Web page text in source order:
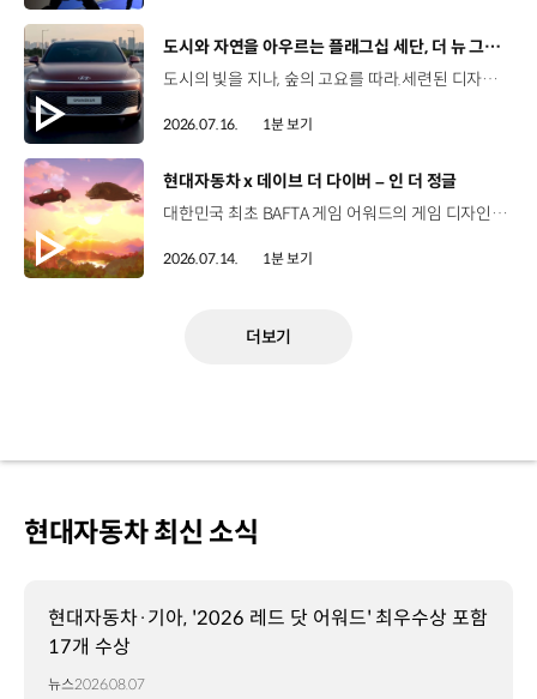
[동영상]
도시와 자연을 아우르는 플래그십 세단, 더 뉴 그랜저
도시의 빛을 지나, 숲의 고요를 따라.세련된 디자인과 정제된 주행 감각으로모든 순간을 편안하게 완성하는 더 뉴 그랜저를 만나보세요. *본 영상은 AI를 활용해 제작했습니다. #현대자동차 #더뉴그랜저 #플래그십세단 #그랜저 #플레오스커넥트
2026.07.16. 1분 보기
[동영상]
현대자동차 x 데이브 더 다이버 – 인 더 정글
대한민국 최초 BAFTA 게임 어워드의 게임 디자인 부문 수상에 빛나는‘데이브 더 다이버’의 최신 DLC에 포니 픽업이 등장합니다.데이브 더 다이버 - 인 더 정글 속 포니 픽업의 활약을 체험해 보세요. Steam, Nintendo Switch 2 Nintendo Switch, PS5 PS4, Xbox Series X|S, Epic Games Store에서 만나 볼 수 있습니다. #현대자동차 #데이브더다이버 #인더정글 #민트로켓 #게임콜라보 #포니픽업 #포니 유튜브 쇼츠 보기 >
2026.07.14. 1분 보기
더보기
현대자동차 최신 소식
현대자동차·기아, '2026 레드 닷 어워드' 최우수상 포함
17개 수상
뉴스2026.08.07